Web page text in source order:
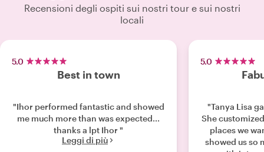
Recensioni degli ospiti sui nostri tour e sui nostri
locali
5.0
Best in town
"Ihor performed fantastic and showed
me much more than was expected...
thanks a lpt Ihor "
Leggi di più
5.0
"Tanya Lisa
She
places we
showed us so